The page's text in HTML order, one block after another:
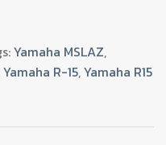
Yamaha MSLAZ,
Yamaha R-15,Yamaha R15